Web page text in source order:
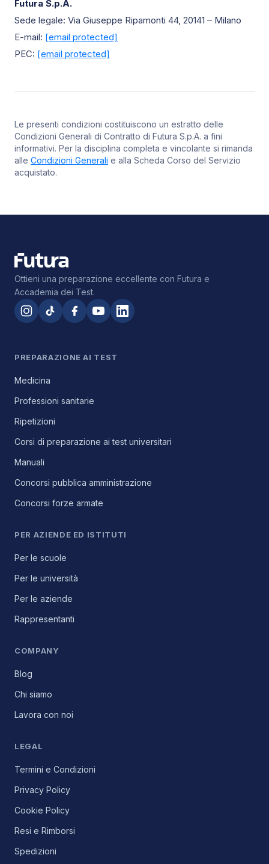
Futura S.p.A.
Sede legale: Via Giuseppe Ripamonti 44, 20141 – Milano
E-mail: [email protected]
PEC: [email protected]
Le presenti condizioni costituiscono un estratto delle
Condizioni Generali di Contratto di Futura S.p.A. a fini
informativi. Per la disciplina completa e vincolante si rimanda
alle Condizioni Generali e alla Scheda Corso del Servizio
acquistato.
Ottieni una preparazione eccellente con Futura e
Accademia dei Test.
PREPARAZIONE AI TEST
Medicina
Professioni sanitarie
Ripetizioni
Corsi di preparazione ai test universitari
Manuali
Concorsi pubblica amministrazione
Concorsi forze armate
PER AZIENDE ED ISTITUTI
Per le scuole
Per le università
Per le aziende
Rappresentanti
COMPANY
Blog
Chi siamo
Lavora con noi
LEGAL
Termini e Condizioni
Privacy Policy
Cookie Policy
Resi e Rimborsi
Spedizioni